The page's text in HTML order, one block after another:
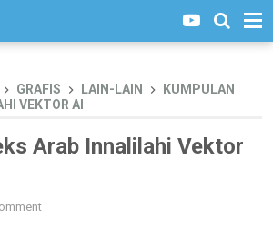
GRAFIS LAIN-LAIN
KUMPULAN
VEKTOR AI
Arab Innalilahi Vektor